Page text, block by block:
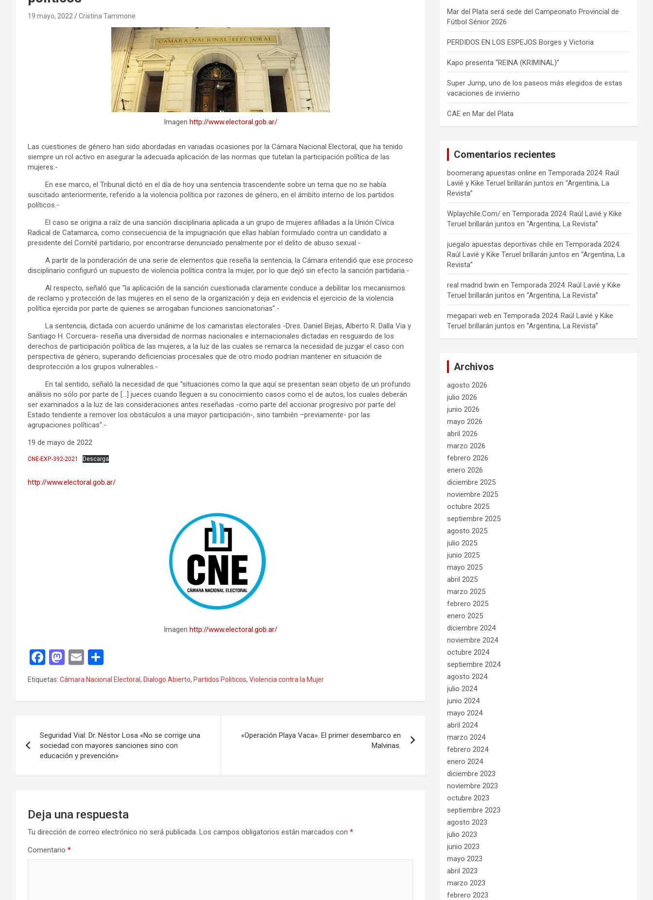
19 mayo, 2022 Cristina Tammone
Imagen http://www.electoral.gob.ar/
Las cuestiones de género han sido abordadas en variadas ocasiones por la Cámara Nacional Electoral, que ha tenido
siempre un rol activo en asegurar la adecuada aplicación de las normas que tutelan la participación política de las
mujeres.-
En ese marco, el Tribunal dictó en el día de hoy una sentencia trascendente sobre un tema que no se había
suscitado anteriormente, referido a la violencia política por razones de género, en el ámbito interno de los partidos
políticos.-
El caso se origina a raíz de una sanción disciplinaria aplicada a un grupo de mujeres afiliadas a la Unión Cívica
Radical de Catamarca, como consecuencia de la impugnación que ellas habían formulado contra un candidato a
presidente del Comité partidario, por encontrarse denunciado penalmente por el delito de abuso sexual.-
A partir de la ponderación de una serie de elementos que reseña la sentencia, la Cámara entendió que ese proceso
disciplinario configuró un supuesto de violencia política contra la mujer, por lo que dejó sin efecto la sanción partidaria.-
Al respecto, señaló que “la aplicación de la sanción cuestionada claramente conduce a debilitar los mecanismos
de reclamo y protección de las mujeres en el seno de la organización y deja en evidencia el ejercicio de la violencia
política ejercida por parte de quienes se arrogaban funciones sancionatorias”.-
La sentencia, dictada con acuerdo unánime de los camaristas electorales -Dres. Daniel Bejas, Alberto R. Dalla Via y
Santiago H. Corcuera- reseña una diversidad de normas nacionales e internacionales dictadas en resguardo de los
derechos de participación política de las mujeres, a la luz de las cuales se remarca la necesidad de juzgar el caso con
perspectiva de género, superando deficiencias procesales que de otro modo podrían mantener en situación de
desprotección a los grupos vulnerables.-
En tal sentido, señaló la necesidad de que “situaciones como la que aquí se presentan sean objeto de un profundo
análisis no sólo por parte de […] jueces cuando lleguen a su conocimiento casos como el de autos, los cuales deberán
ser examinados a la luz de las consideraciones antes reseñadas -como parte del accionar progresivo por parte del
Estado tendiente a remover los obstáculos a una mayor participación-, sino también –previamente- por las
agrupaciones políticas”.-
19 de mayo de 2022
CNE-EXP.-392-2021 Descarga
http://www.electoral.gob.ar/
Imagen http://www.electoral.gob.ar/
F
a
ce
b
o
k
M
a
st
o
o
n
E
m
ail
o
m
p
tir
Etiquetas: Cámara Nacional Electoral , Dialogo Abierto, Partidos Politicos, Violencia contra la Mujer
de
entradas
Seguridad Vial: Dr. Néstor Losa «No se corrige una
sociedad con mayores sanciones sino con
educación y prevención»
«Operación Playa Vaca». El primer desembarco en
Malvinas.
Deja una respuesta
Tu dirección de correo electrónico no será publicada. Los campos obligatorios están marcados con *
Comentario *
Mar del Plata será sede del Campeonato Provincial de
Fútbol Sénior 2026
PERDIDOS EN LOS ESPEJOS Borges y Victoria
Kapo presenta “REINA (KRIMINAL)”
Super Jump, uno de los paseos más elegidos de estas
vacaciones de invierno
CAE en Mar del Plata
Comentarios recientes
boomerang apuestas online enTemporada 2024: Raúl
Lavié y Kike Teruel brillarán juntos en “Argentina, La
Revista”
Wplaychile.Com/ enTemporada 2024: Raúl Lavié y Kike
Teruel brillarán juntos en “Argentina, La Revista”
juegalo apuestas deportivas chile enTemporada 2024:
Raúl Lavié y Kike Teruel brillarán juntos en “Argentina, La
Revista”
real madrid bwin enTemporada 2024: Raúl Lavié y Kike
Teruel brillarán juntos en “Argentina, La Revista”
megapari web enTemporada 2024: Raúl Lavié y Kike
Teruel brillarán juntos en “Argentina, La Revista”
Archivos
agosto 2026
julio 2026
junio 2026
mayo 2026
abril 2026
marzo 2026
febrero 2026
enero 2026
diciembre 2025
noviembre 2025
octubre 2025
septiembre 2025
agosto 2025
julio 2025
junio 2025
mayo 2025
abril 2025
marzo 2025
febrero 2025
enero 2025
diciembre 2024
noviembre 2024
octubre 2024
septiembre 2024
agosto 2024
julio 2024
junio 2024
mayo 2024
abril 2024
marzo 2024
febrero 2024
enero 2024
diciembre 2023
noviembre 2023
octubre 2023
septiembre 2023
agosto 2023
julio 2023
junio 2023
mayo 2023
abril 2023
marzo 2023
febrero 2023